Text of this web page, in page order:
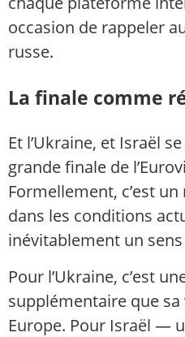
occasion de rappeler
russe.
La finale comme
Et l’Ukraine, et Israël
grande finale de
Formellement, c’est
dans les conditions
inévitablement un
Pour l’Ukraine, c’est
supplémentaire que
Europe. Pour Israël —